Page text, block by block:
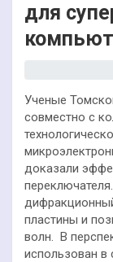
для
Ученые
совместно с
доказали
пластины и
волн. В
использован в